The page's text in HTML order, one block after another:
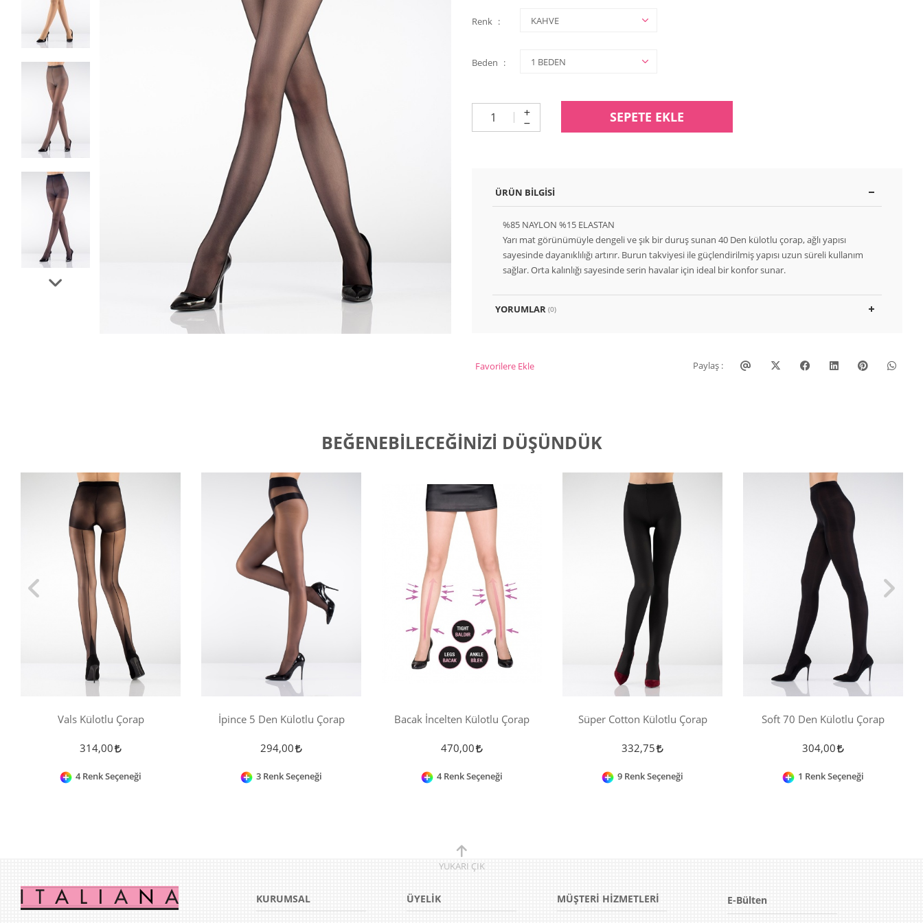
Renk
Beden
SEPETE EKLE
ÜRÜN BILGISI
%85 NAYLON %15 ELASTAN
Yarı mat görünümüyle dengeli ve şık bir duruş sunan 40 Den külotlu çorap, ağlı yapısı
sayesinde dayanıklılığı artırır. Burun takviyesi ile güçlendirilmiş yapısı uzun süreli kullanım
sağlar. Orta kalınlığı sayesinde serin havalar için ideal bir konfor sunar.
YORUMLAR (0)
Favorilere Ekle Paylaş :
BEĞENEBILECEĞINIZI DÜŞÜNDÜK
Vals Külotlu Çorap
314,00
4 Renk Seçeneği
İpince 5 Den Külotlu Çorap
294,00
3 Renk Seçeneği
Bacak İncelten Külotlu Çorap
470,00
4 Renk Seçeneği
Süper Cotton Külotlu Çorap
332,75
9 Renk Seçeneği
Soft 70 Den Külotlu Çorap
304,00
1 Renk Seçeneği
YUKARI ÇIK
KURUMSAL ÜYELİK MÜŞTERİ HİZMETLERİ E-Bülten